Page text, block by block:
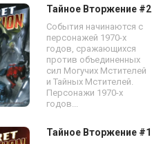
Тайное Вторжение #2
События начинаются с
персонажей 1970-х
годов, сражающихся
против объединенных
сил Могучих Мстителей
и Тайных Мстителей.
Персонажи 1970-х
годов...
Тайное Вторжение #1